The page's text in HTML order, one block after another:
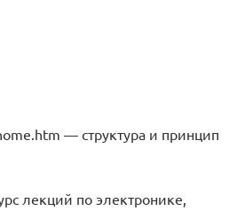
— структура и принцип
лекций по электронике,